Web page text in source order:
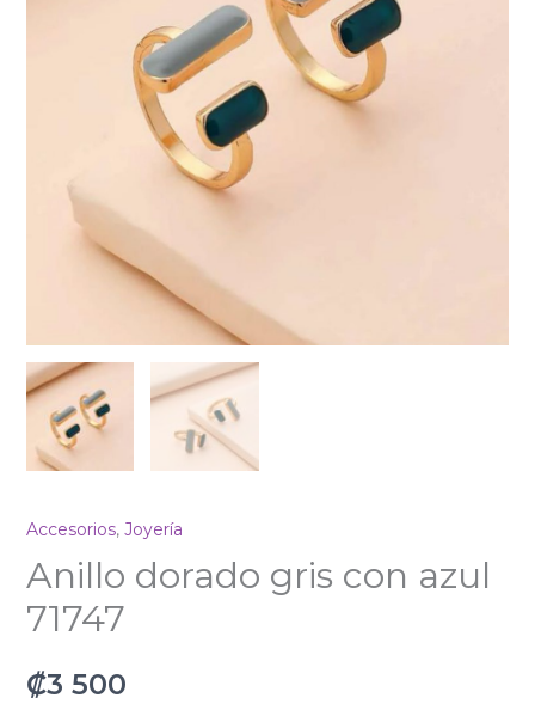
Accesorios, Joyería
Anillo dorado gris con azul
71747
₡3 500